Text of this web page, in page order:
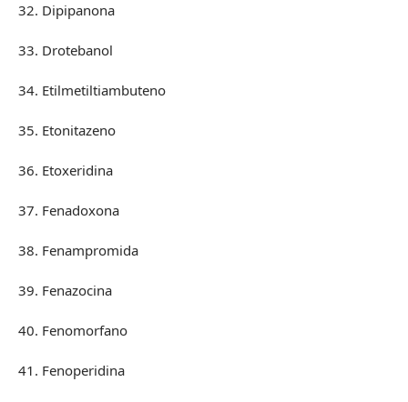
32. Dipipanona
33. Drotebanol
34. Etilmetiltiambuteno
35. Etonitazeno
36. Etoxeridina
37. Fenadoxona
38. Fenampromida
39. Fenazocina
40. Fenomorfano
41. Fenoperidina